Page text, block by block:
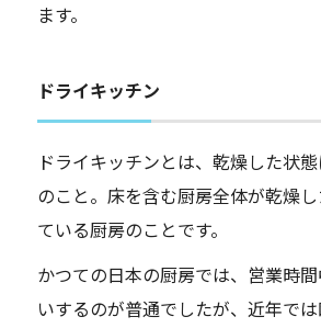
ます。
ドライキッチン
ドライキッチンとは、乾燥した状
のこと。床を含む厨房全体が乾燥
ている厨房のことです。
かつての日本の厨房では、営業時
いするのが普通でしたが、近年で